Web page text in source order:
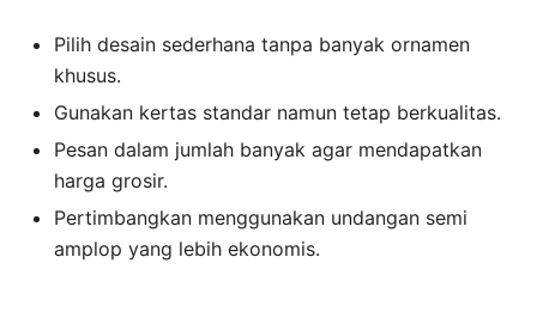
Pilih desain sederhana tanpa banyak ornamen
khusus.
Gunakan kertas standar namun tetap berkualitas.
Pesan dalam jumlah banyak agar mendapatkan
harga grosir.
Pertimbangkan menggunakan undangan semi
amplop yang lebih ekonomis.